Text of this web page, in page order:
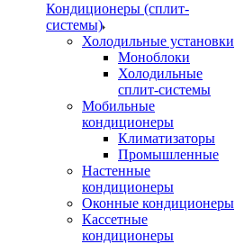
Кондиционеры (сплит-
системы)
Холодильные установки
Моноблоки
Холодильные
сплит-системы
Мобильные
кондиционеры
Климатизаторы
Промышленные
Настенные
кондиционеры
Оконные кондиционеры
Кассетные
кондиционеры